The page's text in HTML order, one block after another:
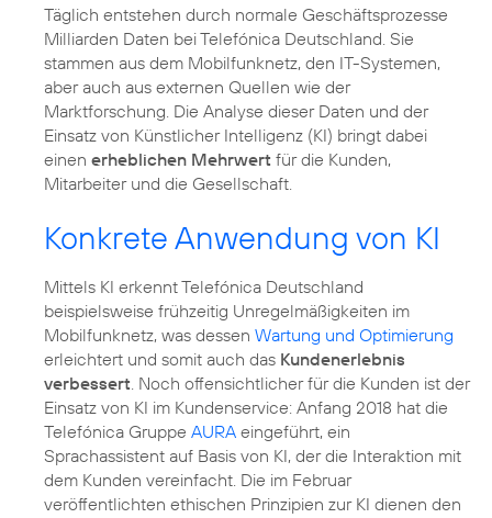
Täglich entstehen durch normale Geschäftsprozesse
Milliarden Daten bei Telefónica Deutschland. Sie
stammen aus dem Mobilfunknetz, den IT-Systemen,
aber auch aus externen Quellen wie der
Marktforschung. Die Analyse dieser Daten und der
Einsatz von Künstlicher Intelligenz (KI) bringt dabei
einen erheblichen Mehrwert für die Kunden,
Mitarbeiter und die Gesellschaft.
Konkrete Anwendung von KI
Mittels KI erkennt Telefónica Deutschland
beispielsweise frühzeitig Unregelmäßigkeiten im
Mobilfunknetz, was dessen Wartung und Optimierung
erleichtert und somit auch das Kundenerlebnis
verbessert . Noch offensichtlicher für die Kunden ist der
Einsatz von KI im Kundenservice: Anfang 2018 hat die
Telefónica Gruppe AURA eingeführt, ein
Sprachassistent auf Basis von KI, der die Interaktion mit
dem Kunden vereinfacht. Die im Februar
veröffentlichten ethischen Prinzipien zur KI dienen den